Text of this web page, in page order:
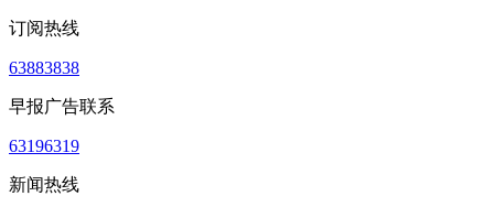
订阅热线
63883838
早报广告联系
63196319
新闻热线